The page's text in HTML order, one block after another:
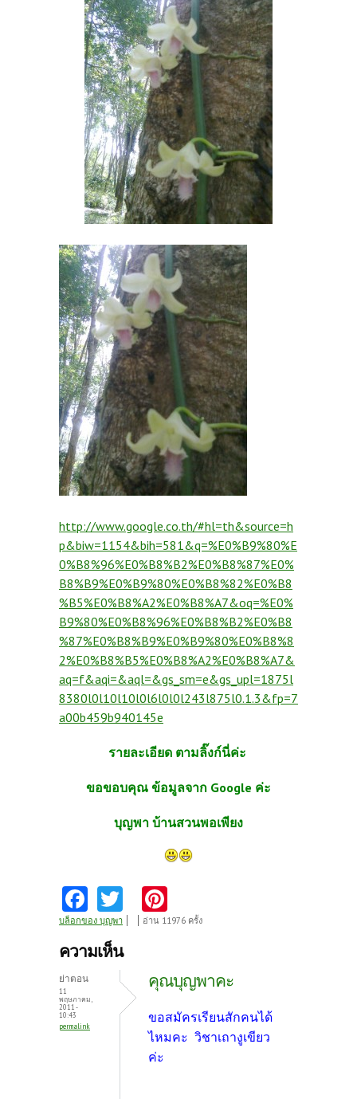
http://www.google.co.th/#hl=th&source=h
p&biw=1154&bih=581&q=%E0%B9%80%E
0%B8%96%E0%B8%B2%E0%B8%87%E0%
B8%B9%E0%B9%80%E0%B8%82%E0%B8
%B5%E0%B8%A2%E0%B8%A7&oq=%E0%
B9%80%E0%B8%96%E0%B8%B2%E0%B8
%87%E0%B8%B9%E0%B9%80%E0%B8%8
2%E0%B8%B5%E0%B8%A2%E0%B8%A7&
aq=f&aqi=&aql=&gs_sm=e&gs_upl=1875l
8380l0l10l10l0l6l0l0l243l875l0.1.3&fp=7
a00b459b940145e
รายละเอียด ตามลิ๊งก์นี่ค่ะ
ขอขอบคุณ ข้อมูลจาก Google ค่ะ
บุญพา บ้านสวนพอเพียง
Fa
ce
b
o
o
k
w
itt
nt
es
t
บล็อกของ บุญพา อ่าน 11976 ครั้ง
ความเห็น
ย่าตอน
11
พฤษภาคม,
2011 -
10:43
permalink
คุณบุญพาคะ
ขอสมัครเรียนสักคนได้
ไหมคะ วิชาเถางูเขียว
ค่ะ